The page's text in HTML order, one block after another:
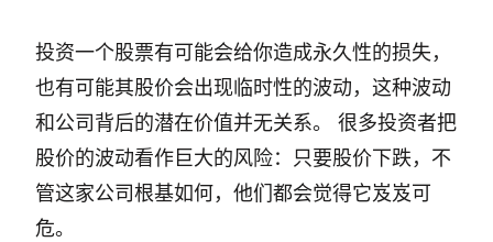
投资一个股票有可能会给你造成永久性的损失，
也有可能其股价会出现临时性的波动，这种波动
和公司背后的潜在价值并无关系。 很多投资者把
股价的波动看作巨大的风险：只要股价下跌，不
管这家公司根基如何，他们都会觉得它岌岌可
危。